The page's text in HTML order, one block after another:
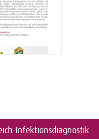
Infektionsdiagnostik